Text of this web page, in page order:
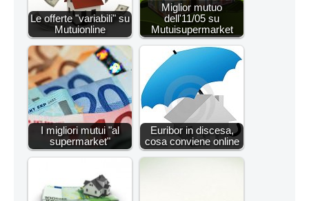
Le offerte "variabili" su
Mutuionline
Miglior mutuo
dell'11/05 su
Mutuisupermarket
I migliori mutui "al
supermarket"
Euribor in discesa,
cosa conviene online